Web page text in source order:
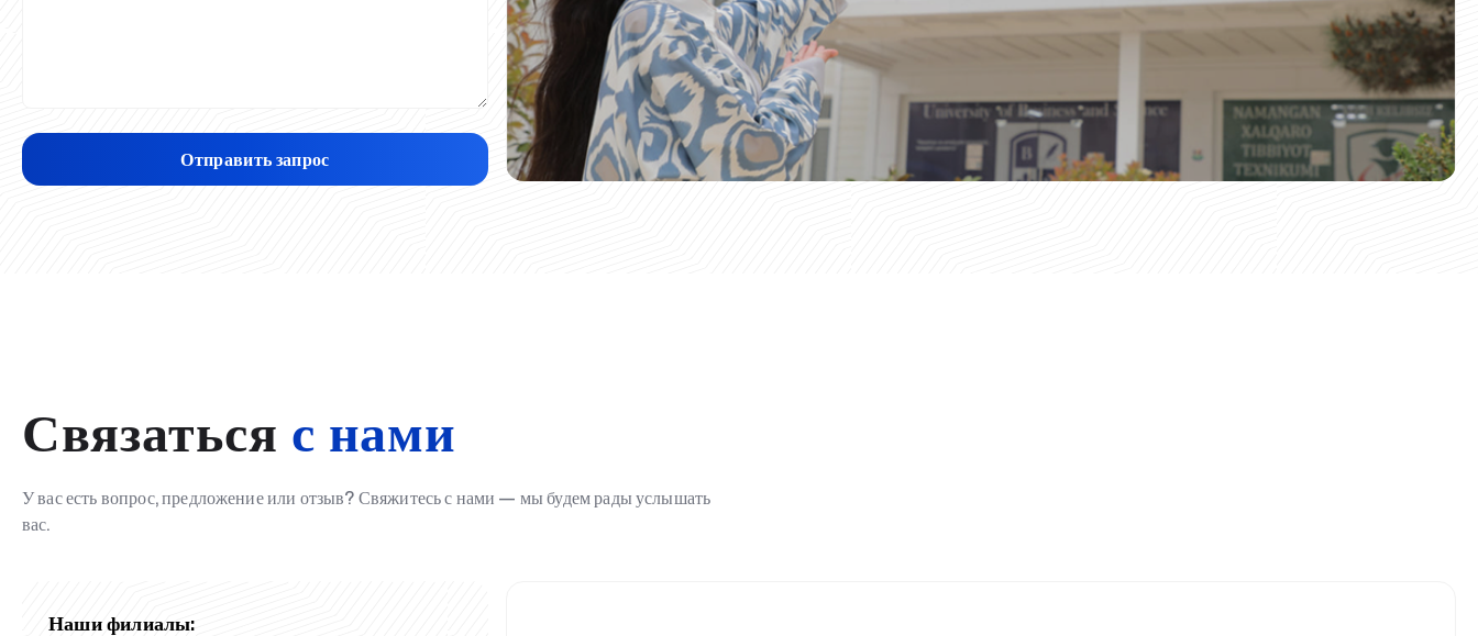
Отправить запрос
Связаться с нами
У вас есть вопрос, предложение или отзыв? Свяжитесь с нами — мы будем рады услышать
вас.
Наши филиалы: